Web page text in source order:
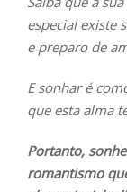
especial existe
e preparo de
E sonhar é
que esta alma
Portanto,
romantismo